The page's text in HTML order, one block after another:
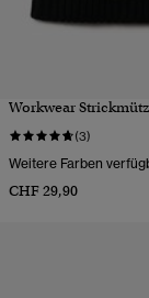
Workwear
(3)
Weitere Farben
CHF 29,90